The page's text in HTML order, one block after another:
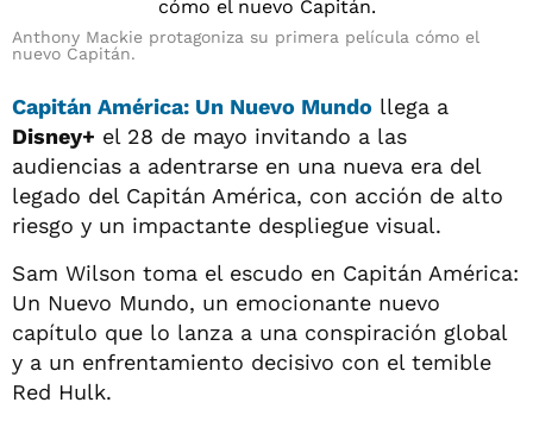
Anthony Mackie protagoniza su primera película cómo el
nuevo Capitán.
Capitán América: Un Nuevo Mundo llega a
Disney+ el 28 de mayo invitando a las
audiencias a adentrarse en una nueva era del
legado del Capitán América, con acción de alto
riesgo y un impactante despliegue visual.
Sam Wilson toma el escudo en Capitán América:
Un Nuevo Mundo, un emocionante nuevo
capítulo que lo lanza a una conspiración global
y a un enfrentamiento decisivo con el temible
Red Hulk.